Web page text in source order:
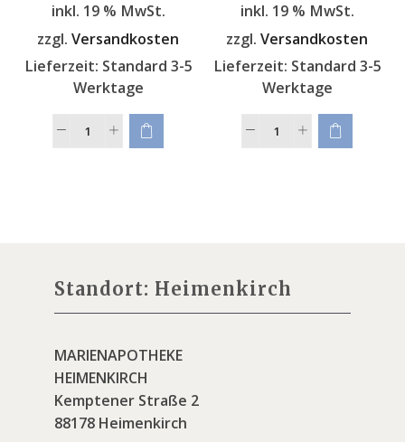
inkl. 19 % MwSt.
zzgl. Versandkosten
Lieferzeit: Standard 3-5
Werktage
inkl. 19 % MwSt.
zzgl. Versandkosten
Lieferzeit: Standard 3-5
Werktage
Standort: Heimenkirch
MARIENAPOTHEKE
HEIMENKIRCH
Kemptener Straße 2
88178 Heimenkirch